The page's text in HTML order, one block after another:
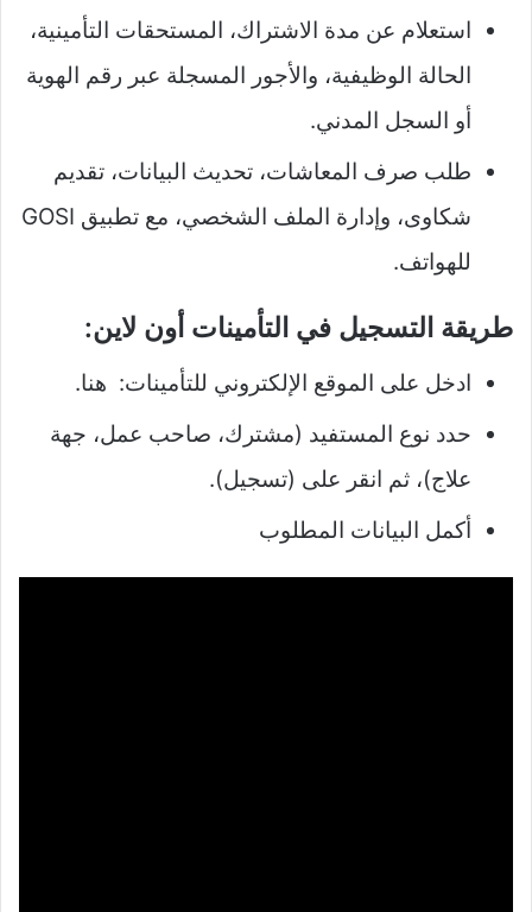
استعلام عن مدة الاشتراك، المستحقات التأمينية،
الحالة الوظيفية، والأجور المسجلة عبر رقم الهوية
أو السجل المدني.​
طلب صرف المعاشات، تحديث البيانات، تقديم
شكاوى، وإدارة الملف الشخصي، مع تطبيق GOSI
للهواتف.​
طريقة التسجيل في التأمينات أون لاين:
ادخل على الموقع الإلكتروني للتأمينات: هنا.
حدد نوع المستفيد (مشترك، صاحب عمل، جهة
علاج)، ثم انقر على (تسجيل).
أكمل البيانات المطلوب